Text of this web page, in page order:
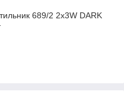
689/2 2x3W DARK